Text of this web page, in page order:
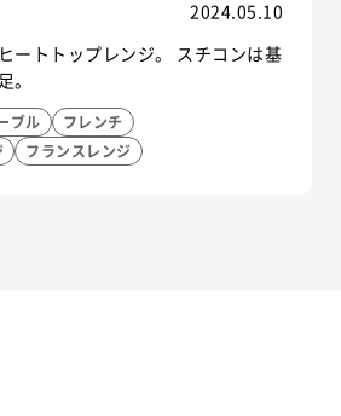
2024.05.10
ートトップレンジ。 スチコンは基
。
ブル
フレンチ
フランスレンジ